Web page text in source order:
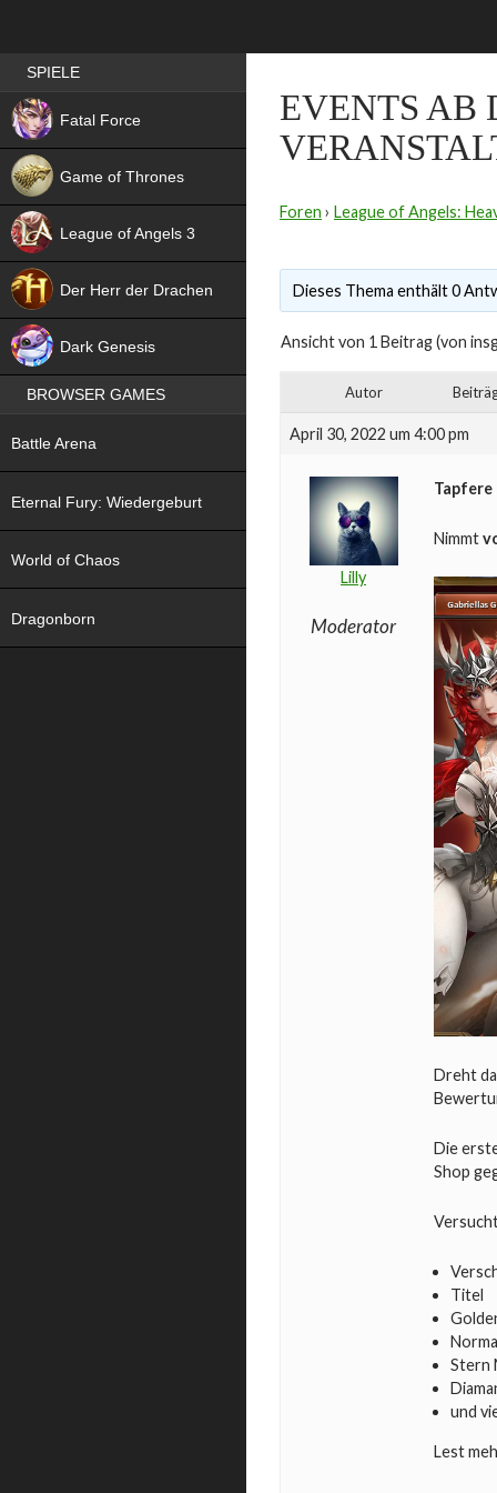
EVENTS AB
Foren › League of Angels:
Dieses Thema enthält 0
Ansicht von 1 Beitrag (von
Autor
April 30, 2022 um 4:00 pm
Lilly
Moderator
Nimmt
Dreht
Die
Shop
Titel
Stern
und
Lest
Best RPG games in Germany
SPIELE
Fatal Force
Game of Thrones
League of Angels 3
Der Herr der Drachen
Dark Genesis
BROWSER GAMES
Battle Arena
Eternal Fury: Wiedergeburt
World of Chaos
Dragonborn